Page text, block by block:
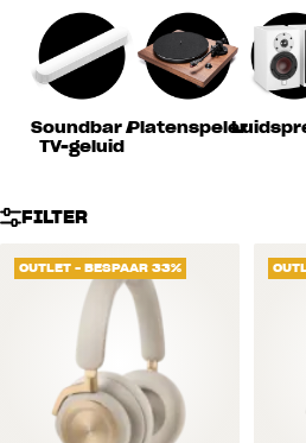
Kabels
Accessoires
INSPIRATIE
MERKEN
NIEUW
AANBIEDINGEN
Winkels
Klantenservice
Soundbar /
TV-geluid
Platenspeler
FILTER
OUTLET - BESPAAR 33%